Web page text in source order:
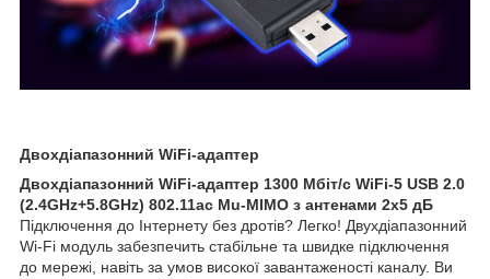
Двохдіапазонний WiFi-адаптер
Двохдіапазонний WiFi-адаптер 1300 Мбіт/с WiFi-5 USB 2.0
(2.4GHz+5.8GHz) 802.11ac Mu-MIMO з антенами 2x5 дБ
Підключення до Інтернету без дротів? Легко! Двухдіапазонний
Wi-Fi модуль забезпечить стабільне та швидке підключення
до мережі, навіть за умов високої завантаженості каналу. Ви